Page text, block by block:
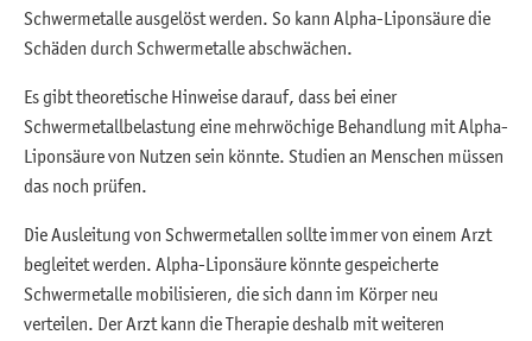
Schwermetalle ausgelöst werden. So kann Alpha-Liponsäure die
Schäden durch Schwermetalle abschwächen.
Es gibt theoretische Hinweise darauf, dass bei einer
Schwermetallbelastung eine mehrwöchige Behandlung mit Alpha-
Liponsäure von Nutzen sein könnte. Studien an Menschen müssen
das noch prüfen.
Die Ausleitung von Schwermetallen sollte immer von einem Arzt
begleitet werden. Alpha-Liponsäure könnte gespeicherte
Schwermetalle mobilisieren, die sich dann im Körper neu
verteilen. Der Arzt kann die Therapie deshalb mit weiteren